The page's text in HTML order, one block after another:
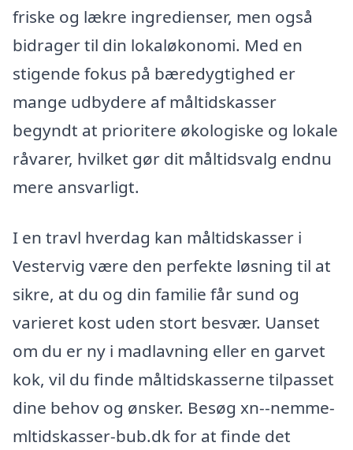
friske og lækre ingredienser, men også
bidrager til din lokaløkonomi. Med en
stigende fokus på bæredygtighed er
mange udbydere af måltidskasser
begyndt at prioritere økologiske og lokale
råvarer, hvilket gør dit måltidsvalg endnu
mere ansvarligt.
I en travl hverdag kan måltidskasser i
Vestervig være den perfekte løsning til at
sikre, at du og din familie får sund og
varieret kost uden stort besvær. Uanset
om du er ny i madlavning eller en garvet
kok, vil du finde måltidskasserne tilpasset
dine behov og ønsker. Besøg xn--nemme-
mltidskasser-bub.dk for at finde det